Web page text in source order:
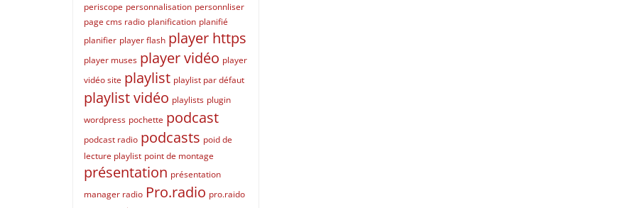
periscope personnalisation personnliser
page cms radio planification planifié
planifier player flash player https
player muses player vidéo player
vidéo site playlist playlist par défaut
playlist vidéo playlists plugin
wordpress pochette podcast
podcast radio podcasts poid de
lecture playlist point de montage
présentation présentation
manager radio Pro.radio pro.raido